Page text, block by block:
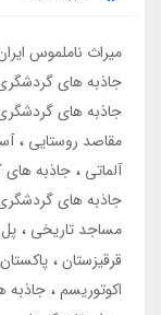
میراث ناملموس
جاذبه های
جاذبه های
مقاصد روستایی
آلماتی
جاذبه های
جاذبه های
مساجد تاریخی
پل
قرقیزستان پاکستان
اکوتوریسم جاذبه